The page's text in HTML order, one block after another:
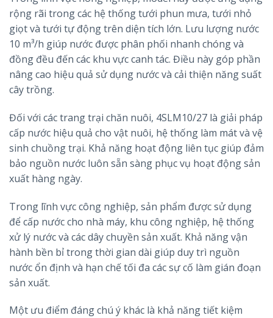
rộng rãi trong các hệ thống tưới phun mưa, tưới nhỏ
giọt và tưới tự động trên diện tích lớn. Lưu lượng nước
10 m³/h giúp nước được phân phối nhanh chóng và
đồng đều đến các khu vực canh tác. Điều này góp phần
nâng cao hiệu quả sử dụng nước và cải thiện năng suất
cây trồng.
Đối với các trang trại chăn nuôi, 4SLM10/27 là giải pháp
cấp nước hiệu quả cho vật nuôi, hệ thống làm mát và vệ
sinh chuồng trại. Khả năng hoạt động liên tục giúp đảm
bảo nguồn nước luôn sẵn sàng phục vụ hoạt động sản
xuất hàng ngày.
Trong lĩnh vực công nghiệp, sản phẩm được sử dụng
để cấp nước cho nhà máy, khu công nghiệp, hệ thống
xử lý nước và các dây chuyền sản xuất. Khả năng vận
hành bền bỉ trong thời gian dài giúp duy trì nguồn
nước ổn định và hạn chế tối đa các sự cố làm gián đoạn
sản xuất.
Một ưu điểm đáng chú ý khác là khả năng tiết kiệm